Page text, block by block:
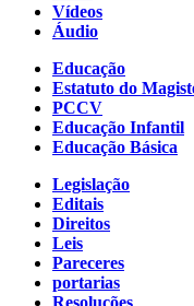
Vídeos
Áudio
Educação
Estatuto do
PCCV
Educação Infantil
Educação Básica
Legislação
Editais
Direitos
Leis
Pareceres
portarias